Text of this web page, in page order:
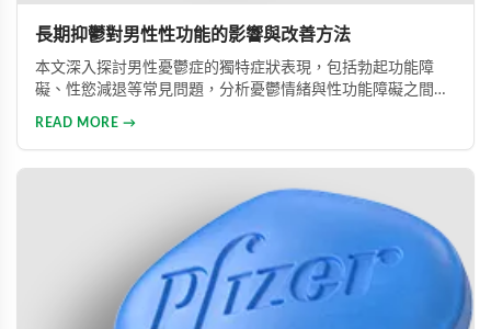
長期抑鬱對男性性功能的影響與改善方法
本文深入探討男性憂鬱症的獨特症狀表現，包括勃起功能障
礙、性慾減退等常見問題，分析憂鬱情緒與性功能障礙之間的
READ MORE →